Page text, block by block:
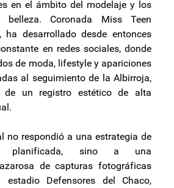
en el ámbito del modelaje y los
belleza. Coronada Miss Teen
ha desarrollado desde entonces
en redes sociales, donde
de moda, lifestyle y apariciones
al seguimiento de la Albirroja,
de un registro estético de alta
no respondió a una estrategia de
planificada, sino a una
de capturas fotográficas
Defensores del Chaco,